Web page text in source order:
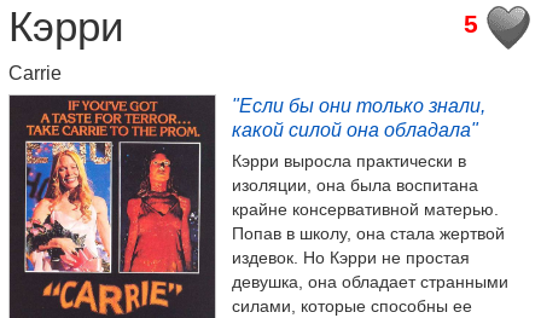
5
Кэрри
Carrie
"Если бы они только знали,
какой силой она обладала"
Кэрри выросла практически в
изоляции, она была воспитана
крайне консервативной матерью.
Попав в школу, она стала жертвой
издевок. Но Кэрри не простая
девушка, она обладает странными
силами, которые способны ее